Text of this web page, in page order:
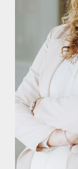
Deze presentatie is
(maar niet
opdrachtgever
gegevens en
presentatie geen
makelaar of zijn
enkele
onjuistheid of
de in deze
aan de (kandidaat)
belanghebbende)